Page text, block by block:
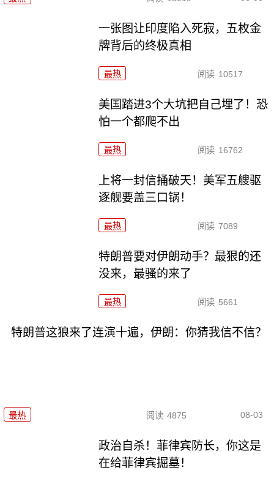
一张图让印度陷入死寂，五枚金
牌背后的终极真相
最热 阅读 10517
美国踏进3个大坑把自己埋了！恐
怕一个都爬不出
最热 阅读 16762
上将一封信捅破天！美军五艘驱
逐舰要盖三口锅！
最热 阅读 7089
特朗普要对伊朗动手？最狠的还
没来，最骚的来了
最热 阅读 5661
特朗普这狼来了连演十遍，伊朗：你猜我信不信？
最热 阅读 4875 08-03
政治自杀！菲律宾防长，你这是
在给菲律宾掘墓！